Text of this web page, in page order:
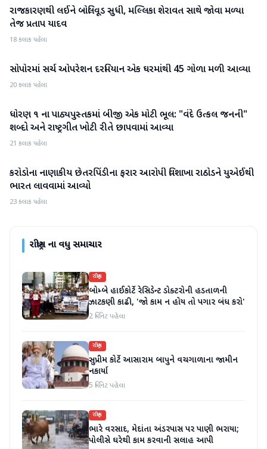
રાષ્ટ્રીય
રાજકારણથી લઈને બોલિવૂડ સુધી, મલ્લિકા શેરાવત સાથે જોવા મળ્યા
તેજ પ્રતાપ યાદવ
18 કલાક પહેલા
રાષ્ટ્રીય
સોપોરમાં સર્ચ ઓપરેશન દરમિયાન એક ઘરમાંથી 45 ગોળા મળી આવ્યા
20 કલાક પહેલા
રાષ્ટ્રીય
ધોરણ ૧ ના પાઠ્યપુસ્તકમાં બીજી એક મોટી ભૂલ: "વંદે ઉત્કલ જનની"
શબ્દો અને રાષ્ટ્રગીત ખોટી રીતે છાપવામાં આવ્યા
21 કલાક પહેલા
રાષ્ટ્રીય
કરોડોના નાણાકીય છેતરપિંડીના ફરાર આરોપી વિશાખા રાઠોડને યુએઈથી
ભારત લાવવામાં આવ્યો
23 કલાક પહેલા
રાષ્ટ્રીયના વધુ સમાચાર
રાષ્ટ્રીય
બોમ્બે હાઈકોર્ટે રેસિડેન્ટ ડોક્ટરોની હડતાળની
ઝાટકણી કાઢી, 'જો કામ ન હોય તો પગાર બંધ કરો'
2 મિનિટ પહેલા
રાષ્ટ્રીય
સુપ્રીમ કોર્ટે આસારામ બાપુને વચગાળાના જામીન
નકાર્યા
5 મિનિટ પહેલા
રાષ્ટ્રીય
ભારે વરસાદ, મેદાંતા અંડરપાસ પર પાણી ભરાયા;
પોલીસે ઘરેથી કામ કરવાની સલાહ આપી